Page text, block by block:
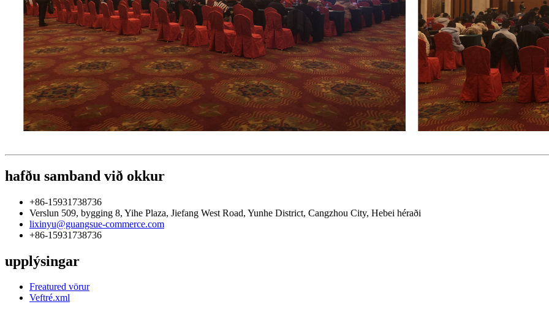
hafðu samband við okkur
+86-15931738736
Verslun 509, bygging 8, Yihe Plaza, Jiefang West Road, Yunhe District, Cangzhou City, Hebei héraði
lixinyu@guangsue-commerce.com
+86-15931738736
upplýsingar
Freatured vörur
Veftré.xml